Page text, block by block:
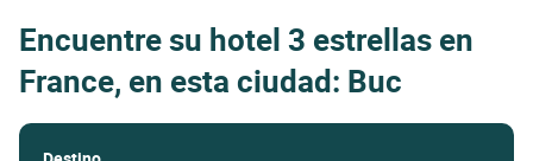
Encuentre su hotel 3 estrellas en
France, en esta ciudad: Buc